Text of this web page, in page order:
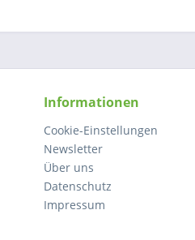
Informationen
Cookie-Einstellungen
Newsletter
Über uns
Datenschutz
Impressum